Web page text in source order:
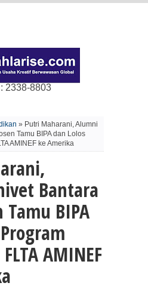
2338-8803
» Putri Maharani, Alumni
Tamu BIPA dan Lolos
AMINEF ke Amerika
Bantara
Tamu BIPA
AMINEF